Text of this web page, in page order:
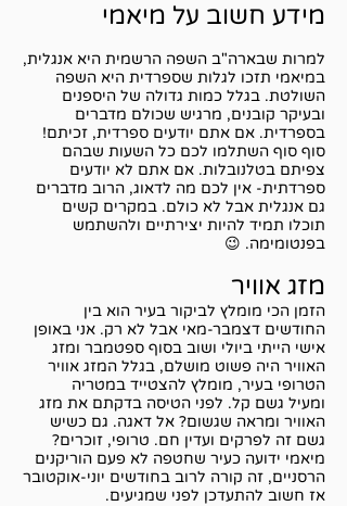
מידע חשוב על מיאמי
למרות שבארה"ב השפה הרשמית היא אנגלית,
במיאמי תזכו לגלות שספרדית היא השפה
השולטת. בגלל כמות גדולה של היספנים
ובעיקר קובנים, מרגיש שכולם מדברים
בספרדית. אם אתם יודעים ספרדית, זכיתם!
סוף סוף השתלמו לכם כל השעות שבהם
צפיתם בטלנובלות. אם אתם לא יודעים
ספרדתית- אין לכם מה לדאוג, הרוב מדברים
גם אנגלית אבל לא כולם. במקרים קשים
תוכלו תמיד להיות יצירתיים ולהשתמש
בפנטומימה. 😉
מזג אוויר
הזמן הכי מומלץ לביקור בעיר הוא בין
החודשים דצמבר-מאי אבל לא רק. אני באופן
אישי הייתי ביולי ושוב בסוף ספטמבר ומזג
האוויר היה פשוט מושלם, בגלל המזג אוויר
הטרופי בעיר, מומלץ להצטייד במטריה
ומעיל גשם קל. לפני הטיסה בדקתם את מזג
האוויר ומראה שגשום? אל דאגה. גם כשיש
גשם זה לפרקים ועדין חם. טרופי, זוכרים?
מיאמי ידועה כעיר שחטפה לא פעם הוריקנים
הרסניים, זה קורה לרוב בחודשים יוני-אוקטובר
אז חשוב להתעדכן לפני שמגיעים.